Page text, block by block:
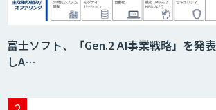
タ収集・作成
富士ソフト、「Gen.2 AI事業戦略」を発
しA…